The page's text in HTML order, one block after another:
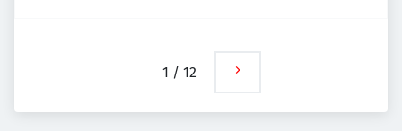
1 / 12